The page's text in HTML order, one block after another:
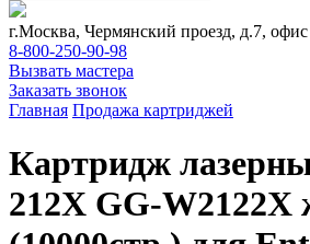
г.Москва, Чермянский проезд, д.7, офис
8-800-250-90-98
Вызвать мастера
Заказать звонок
Главная Продажа картриджей
Картридж
212X GG-